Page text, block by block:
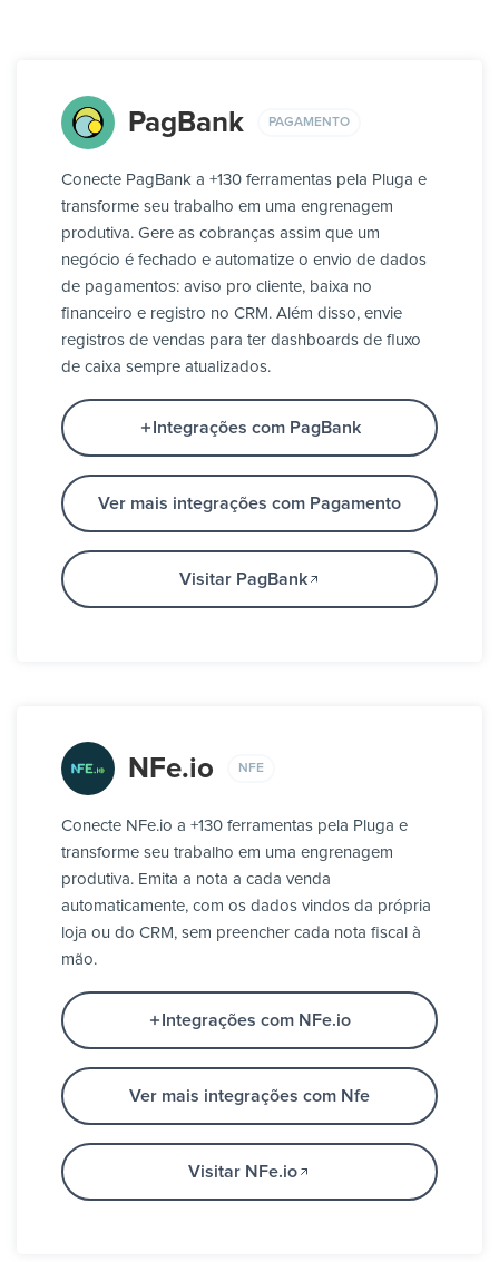
PagBank PAGAMENTO
Conecte PagBank a +130 ferramentas pela Pluga e
transforme seu trabalho em uma engrenagem
produtiva. Gere as cobranças assim que um
negócio é fechado e automatize o envio de dados
de pagamentos: aviso pro cliente, baixa no
financeiro e registro no CRM. Além disso, envie
registros de vendas para ter dashboards de fluxo
de caixa sempre atualizados.
Integrações com PagBank
Ver mais integrações com Pagamento
Visitar PagBank
NFe.io NFE
Conecte NFe.io a +130 ferramentas pela Pluga e
transforme seu trabalho em uma engrenagem
produtiva. Emita a nota a cada venda
automaticamente, com os dados vindos da própria
loja ou do CRM, sem preencher cada nota fiscal à
mão.
Integrações com NFe.io
Ver mais integrações com Nfe
Visitar NFe.io